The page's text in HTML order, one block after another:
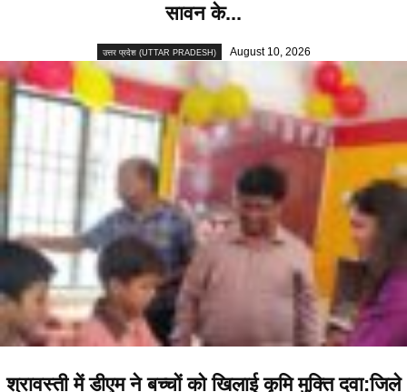
सावन के...
उत्तर प्रदेश (UTTAR PRADESH) August 10, 2026
श्रावस्ती में डीएम ने बच्चों को खिलाई कृमि मुक्ति दवा:जिले